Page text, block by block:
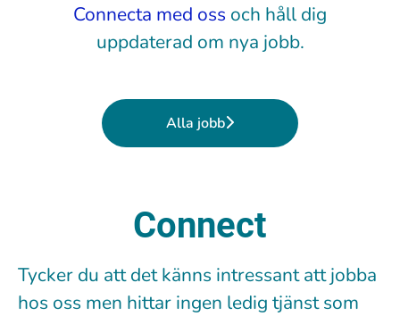
Connecta med oss och håll dig
uppdaterad om nya jobb.
Alla jobb
Connect
Tycker du att det känns intressant att jobba
hos oss men hittar ingen ledig tjänst som